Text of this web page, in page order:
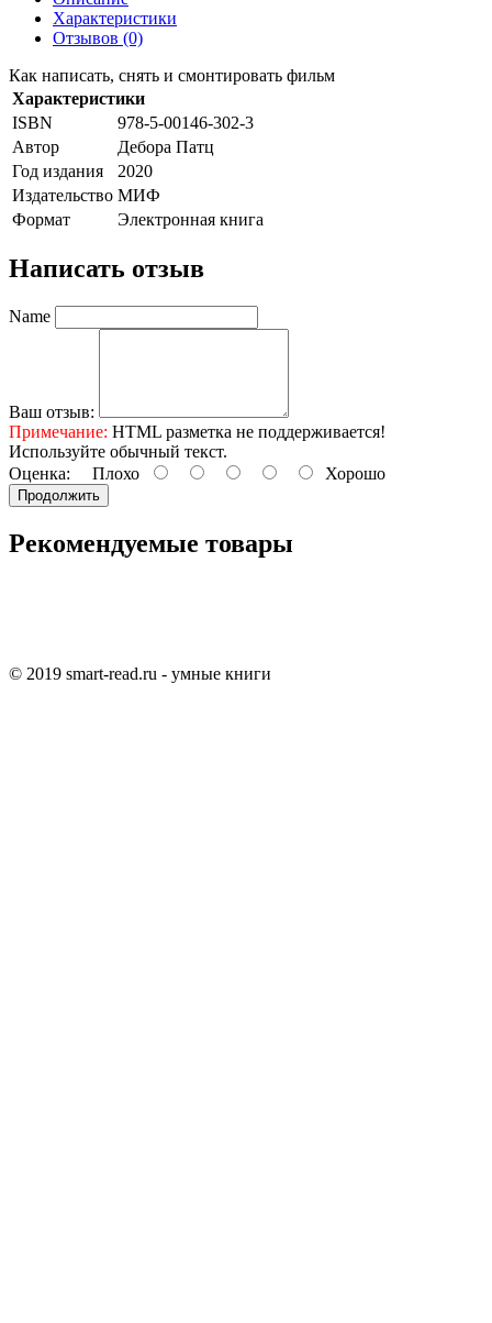
Характеристики
Отзывов (0)
Как написать, снять и смонтировать фильм
Характеристики
ISBN
978-5-00146-302-3
Автор
Дебора Патц
Год издания
2020
Издательство МИФ
Формат
Электронная книга
Написать отзыв
Name
Ваш отзыв:
Примечание: HTML разметка не поддерживается!
Используйте обычный текст.
Оценка: Плохо Хорошо
Продолжить
Рекомендуемые товары
© 2019 smart-read.ru - умные книги